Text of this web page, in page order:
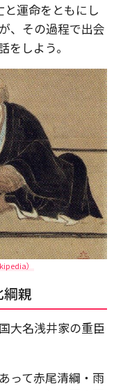
と運命をともにし
、その過程で出会
しよう。
）
親
大名浅井家の重臣
って赤尾清綱・雨